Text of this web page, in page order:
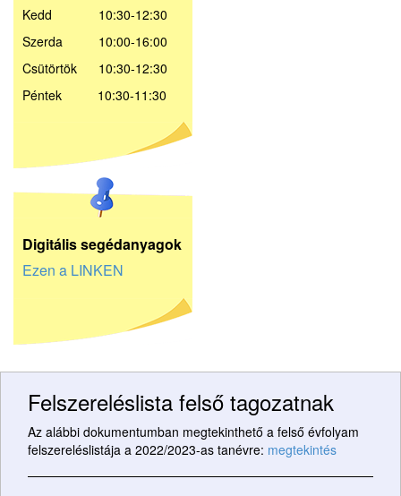
Kedd 10:30-12:30
Szerda 10:00-16:00
Csütörtök 10:30-12:30
Péntek 10:30-11:30
Digitális segédanyagok
Ezen a LINKEN
Felszereléslista felső tagozatnak
Az alábbi dokumentumban megtekinthető a felső évfolyam
felszereléslistája a 2022/2023-as tanévre: megtekintés